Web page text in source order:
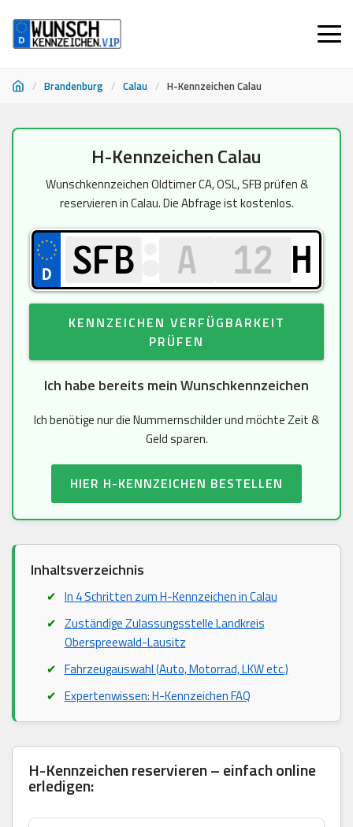
/ Brandenburg / Calau / H-Kennzeichen Calau
springen
H-Kennzeichen Calau
Wunschkennzeichen Oldtimer CA, OSL, SFB prüfen &
reservieren in Calau. Die Abfrage ist kostenlos.
H
KENNZEICHEN VERFÜGBARKEIT
PRÜFEN
Ich habe bereits mein Wunschkennzeichen
Ich benötige nur die Nummernschilder und möchte Zeit &
Geld sparen.
HIER H-KENNZEICHEN BESTELLEN
Inhaltsverzeichnis
In 4 Schritten zum H-Kennzeichen in Calau
Zuständige Zulassungsstelle Landkreis
Oberspreewald-Lausitz
Fahrzeugauswahl (Auto, Motorrad, LKW etc.)
Expertenwissen: H-Kennzeichen FAQ
H-Kennzeichen reservieren – einfach online
erledigen: